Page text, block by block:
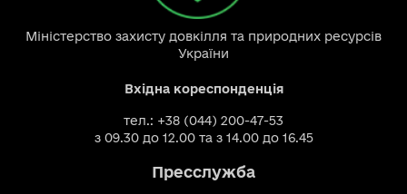
Міністерство захисту довкілля та природних ресурсів
України
Вхідна кореспонденція
тел.: +38 (044) 200-47-53
з 09.30 до 12.00 та з 14.00 до 16.45
Пресслужба